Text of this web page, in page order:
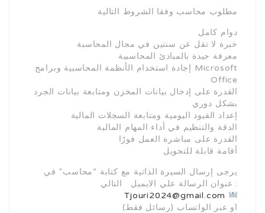
مطلوب محاسب وفقا الشروط التالية
دوام كامل
خبرة لا تقل عن سنتين في مجال المحاسبة
معرفة جيدة بالمبادئ المحاسبية
إجادة استخدام الأنظمة المحاسبية وبرامج Microsoft
Office
القدرة على إدخال بيانات المخزن ومتابعة بيانات الجرد
بشكل دوري
إعداد القيود اليومية ومتابعة السجلات المالية
الدقة والتنظيم في أداء المهام المالية
القدرة على مباشرة العمل فورًا
أقامة قابلة للتحويل
يرجى إرسال السيرة الذاتية مع كتابة “محاسب” في
عنوان الرسالة علي الايميل التالي :
Tjouri2024@gmail.com
او عبر الواتساب (رسائل فقط)